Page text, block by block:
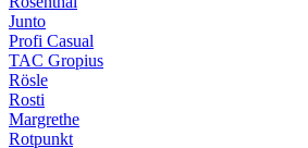
Junto
Profi Casual
TAC Gropius
Rösle
Rosti
Margrethe
Rotpunkt